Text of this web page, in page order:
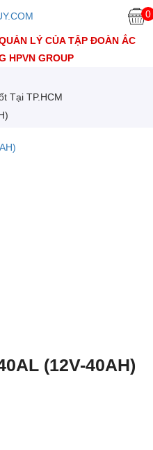
0
LÝ CỦA TẬP ĐOÀN ẮC
HPVN GROUP
Tại TP.HCM
(12V-40AH)